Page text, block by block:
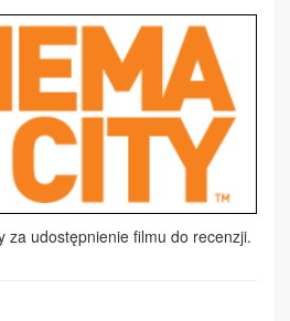
za udostępnienie filmu do recenzji.